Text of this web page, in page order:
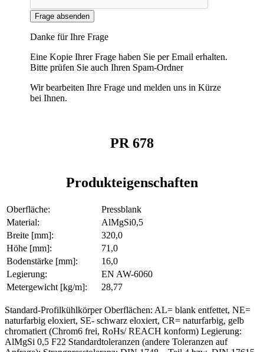
Frage absenden
Danke für Ihre Frage
Eine Kopie Ihrer Frage haben Sie per Email erhalten.
Bitte prüfen Sie auch Ihren Spam-Ordner
Wir bearbeiten Ihre Frage und melden uns in Kürze
bei Ihnen.
PR 678
Produkteigenschaften
Oberfläche:
Pressblank
Material:
AlMgSi0,5
Breite [mm]:
320,0
Höhe [mm]:
71,0
Bodenstärke [mm]:
16,0
Legierung:
EN AW-6060
Metergewicht [kg/m]:
28,77
Standard-Profilkühlkörper Oberflächen: AL= blank entfettet, NE=
naturfarbig eloxiert, SE- schwarz eloxiert, CR= naturfarbig, gelb
chromatiert (Chrom6 frei, RoHs/ REACH konform) Legierung:
AlMgSi 0,5 F22 Standardtoleranzen (andere Toleranzen auf